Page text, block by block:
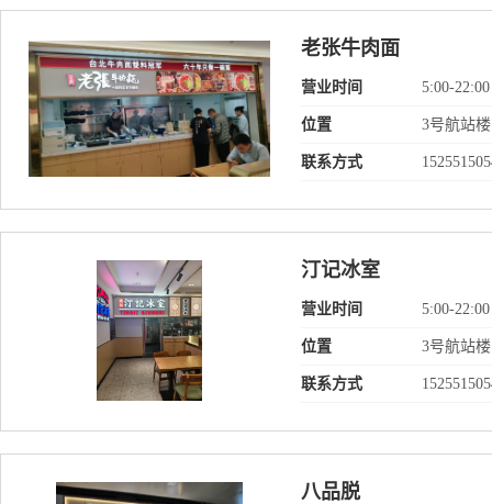
老张牛肉面
营业时间 5:00-22:00
位置 3号航站
联系方式
汀记冰室
营业时间 5:00-22:00
位置 3号航站
联系方式
八品脱